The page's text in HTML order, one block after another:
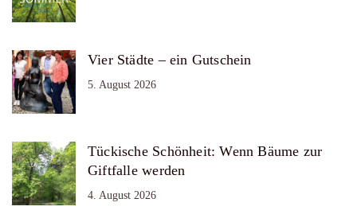
Vier Städte – ein Gutschein
5. August 2026
Tückische Schönheit: Wenn Bäume zur
Giftfalle werden
4. August 2026